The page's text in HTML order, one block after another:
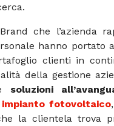
che l’azienda
hanno portato
clienti in
della gestione
soluzioni
fotovoltaico
la clientela trova